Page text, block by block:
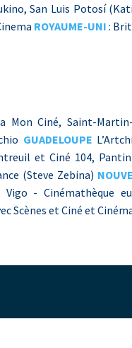
San Luis Potosí
ROYAUME-UNI :
Mon Ciné, Saint-
GUADELOUPE
et Ciné 104,
(Steve Zebina)
- Cinémathèque
Scènes et Ciné et